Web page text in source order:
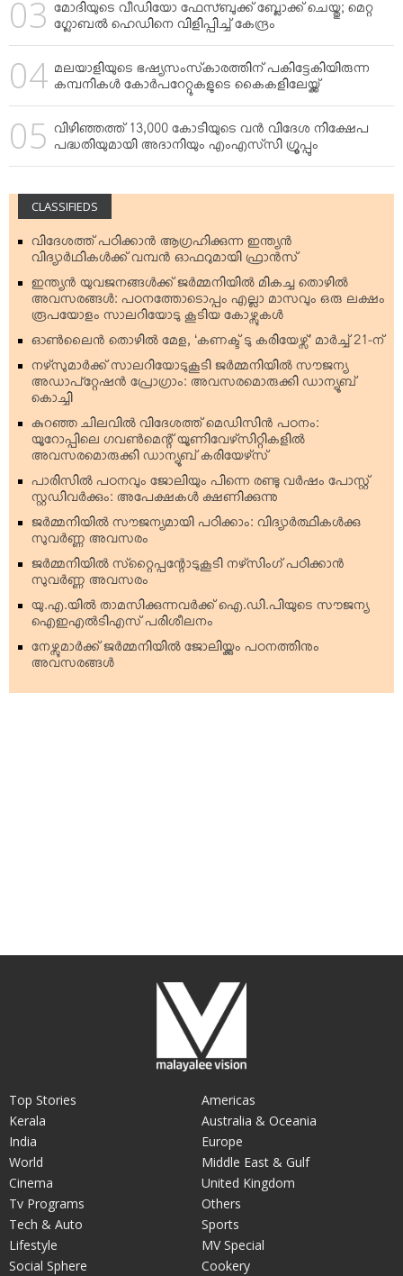
മോദിയുടെ വീഡിയോ ഫേസ്ബുക്ക് ബ്ലോക്ക് ചെയ്തു; മെറ്റ
ഗ്ലോബല്‍ ഹെഡിനെ വിളിപ്പിച്ച് കേന്ദ്രം
മലയാളിയുടെ ഭഷ്യസംസ്‌കാരത്തിന് പകിട്ടേകിയിരുന്ന
കമ്പനികള്‍ കോര്‍പറേറ്റുകളുടെ കൈകളിലേയ്ക്ക്
വിഴിഞ്ഞത്ത് 13,000 കോടിയുടെ വന്‍ വിദേശ നിക്ഷേപ
പദ്ധതിയുമായി അദാനിയും എംഎസ്‌സി ഗ്രൂപ്പും
CLASSIFIEDS
വിദേശത്ത് പഠിക്കാന്‍ ആഗ്രഹിക്കുന്ന ഇന്ത്യന്‍
വിദ്യാര്‍ഥികള്‍ക്ക് വമ്പന്‍ ഓഫറുമായി ഫ്രാന്‍സ്
ഇന്ത്യന്‍ യുവജനങ്ങള്‍ക്ക് ജര്‍മ്മനിയില്‍ മികച്ച തൊഴില്‍
അവസരങ്ങള്‍: പഠനത്തോടൊപ്പം എല്ലാ മാസവും ഒരു ലക്ഷം
രൂപയോളം സാലറിയോടു കൂടിയ കോഴ്സുകള്‍
ഓണ്‍ലൈന്‍ തൊഴില്‍ മേള, ‘കണക്ട് ടു കരിയേഴ്സ്’ മാര്‍ച്ച് 21-ന്
നഴ്‌സുമാര്‍ക്ക് സാലറിയോടുകൂടി ജര്‍മ്മനിയില്‍ സൗജന്യ
അഡാപ്റ്റേഷന്‍ പ്രോഗ്രാം: അവസരമൊരുക്കി ഡാന്യൂബ്
കൊച്ചി
കുറഞ്ഞ ചിലവില്‍ വിദേശത്ത് മെഡിസിന്‍ പഠനം:
യൂറോപ്പിലെ ഗവണ്‍മെന്റ് യൂണിവേഴ്‌സിറ്റികളില്‍
അവസരമൊരുക്കി ഡാന്യൂബ് കരിയേഴ്‌സ്
പാരിസില്‍ പഠനവും ജോലിയും പിന്നെ രണ്ടു വര്‍ഷം പോസ്റ്റ്
സ്റ്റഡിവര്‍ക്കും: അപേക്ഷകള്‍ ക്ഷണിക്കുന്നു
ജര്‍മ്മനിയില്‍ സൗജന്യമായി പഠിക്കാം: വിദ്യാര്‍ത്ഥികള്‍ക്കു
സുവര്‍ണ്ണ അവസരം
ജര്‍മ്മനിയില്‍ സ്‌റ്റൈപ്പന്റോടുകൂടി നഴ്‌സിംഗ് പഠിക്കാന്‍
സുവര്‍ണ്ണ അവസരം
യു.എ.യില്‍ താമസിക്കുന്നവര്‍ക്ക് ഐ.ഡി.പിയുടെ സൗജന്യ
ഐഇഎല്‍ടിഎസ് പരിശീലനം
നേഴ്സുമാര്‍ക്ക് ജര്‍മ്മനിയില്‍ ജോലിയ്ക്കും പഠനത്തിനും
അവസരങ്ങള്‍
Top Stories
Kerala
India
World
Cinema
Tv Programs
Tech & Auto
Americas
Australia & Oceania
Europe
Middle East & Gulf
United Kingdom
Others
Sports
Lifestyle
Social Sphere
MV Special
Cookery